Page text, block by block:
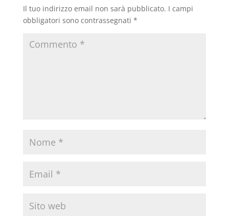
Il tuo indirizzo email non sarà pubblicato. I campi
obbligatori sono contrassegnati *